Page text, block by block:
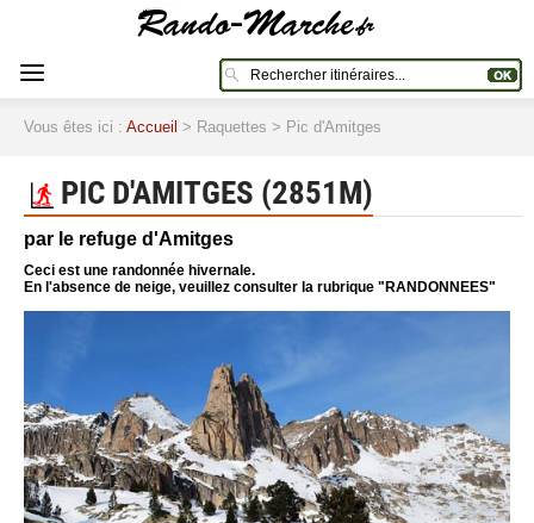
Vous êtes ici : Accueil > Raquettes > Pic d'Amitges
PIC D'AMITGES (2851M)
par le refuge d'Amitges
Ceci est une randonnée hivernale.
En l'absence de neige, veuillez consulter la rubrique "RANDONNEES"